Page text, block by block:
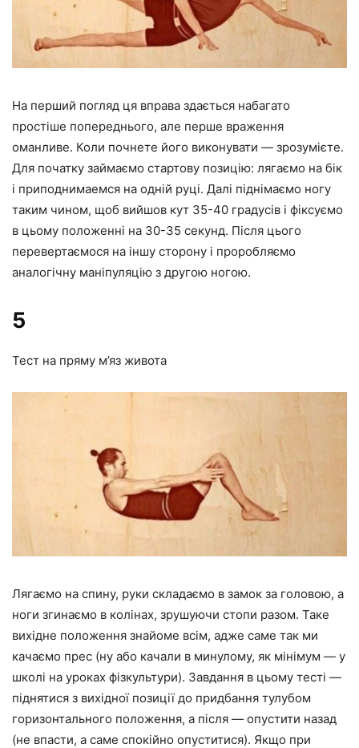
На перший погляд ця вправа здається набагато
простіше попереднього, але перше враження
оманливе. Коли почнете його виконувати — зрозумієте.
Для початку займаємо стартову позицію: лягаємо на бік
і приподнимаемся на одній руці. Далі піднімаємо ногу
таким чином, щоб вийшов кут 35-40 градусів і фіксуємо
в цьому положенні на 30-35 секунд. Після цього
перевертаємося на іншу сторону і проробляємо
аналогічну маніпуляцію з другою ногою.
5
Тест на пряму м’яз живота
Лягаємо на спину, руки складаємо в замок за головою, а
ноги згинаємо в колінах, зрушуючи стопи разом. Таке
вихідне положення знайоме всім, адже саме так ми
качаємо прес (ну або качали в минулому, як мінімум — у
школі на уроках фізкультури). Завдання в цьому тесті —
піднятися з вихідної позиції до придбання тулубом
горизонтального положення, а після — опустити назад
(не впасти, а саме спокійно опуститися). Якщо при